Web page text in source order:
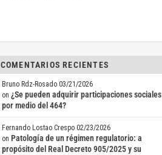
COMENTARIOS RECIENTES
Bruno Rdz-Rosado 03/21/2026
on ¿Se pueden adquirir participaciones sociales
por medio del 464?
Fernando Lostao Crespo 02/23/2026
on Patología de un régimen regulatorio: a
propósito del Real Decreto 905/2025 y su